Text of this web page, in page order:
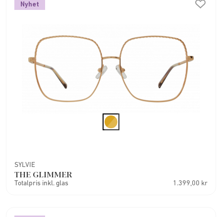
Nyhet
SYLVIE
THE GLIMMER
Totalpris inkl. glas 1.399,00 kr